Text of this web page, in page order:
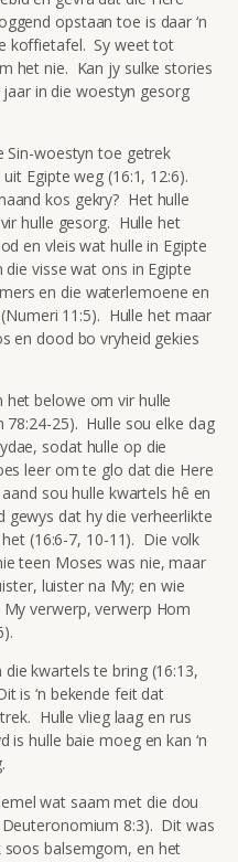
opstaan toe is daar ‘n
koffietafel. Sy weet tot
het nie. Kan jy sulke stories
in die woestyn gesorg
Sin-woestyn toe getrek
Egipte weg (16:1, 12:6).
kos gekry? Het hulle
hulle gesorg. Hulle het
en vleis wat hulle in Egipte
die visse wat ons in Egipte
en die waterlemoene en
11:5). Hulle het maar
en dood bo vryheid gekies
het belowe om vir hulle
78:24-25). Hulle sou elke dag
sodat hulle op die
leer om te glo dat die Here
sou hulle kwartels hê en
dat hy die verheerlikte
(16:6-7, 10-11). Die volk
teen Moses was nie, maar
luister na My; en wie
verwerp, verwerp Hom
kwartels te bring (16:13,
is ‘n bekende feit dat
Hulle vlieg laag en rus
hulle baie moeg en kan ‘n
wat saam met die dou
8:3). Dit was
balsemgom, en het